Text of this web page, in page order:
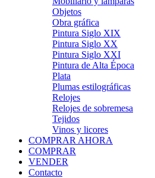
Objetos
Obra gráfica
Pintura Siglo XIX
Pintura Siglo XX
Pintura Siglo XXI
Pintura de Alta Época
Plata
Plumas estilográficas
Relojes
Relojes de sobremesa
Tejidos
Vinos y licores
COMPRAR AHORA
COMPRAR
VENDER
Contacto